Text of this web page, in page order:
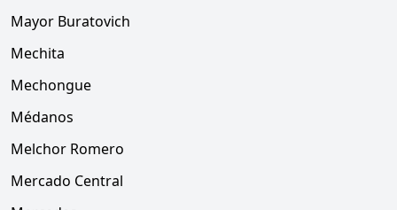
Mayor Buratovich
Mechita
Mechongue
Médanos
Melchor Romero
Mercado Central